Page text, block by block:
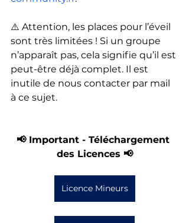
⚠️ Attention, les places pour l’éveil
sont très limitées ! Si un groupe
n’apparaît pas, cela signifie qu’il est
peut-être déjà complet. Il est
inutile de nous contacter par mail
à ce sujet.
📢 Important - Téléchargement
des Licences 📢
Licence Mineurs